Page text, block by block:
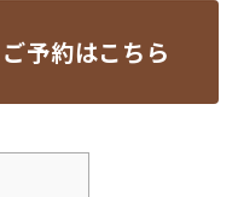
ご予約はこちら